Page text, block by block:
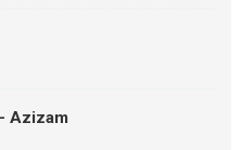
Azizam